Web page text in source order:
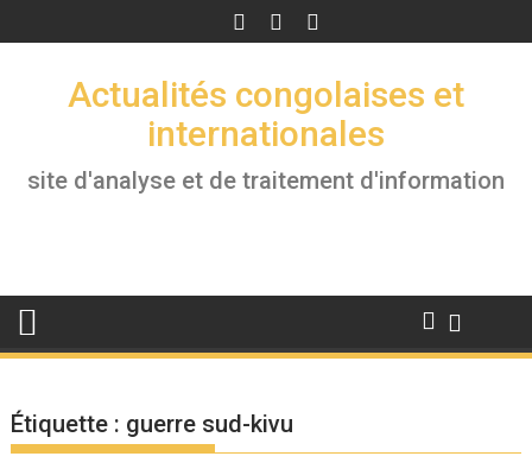
to
Actualités congolaises et
internationales
site d'analyse et de traitement d'information
Étiquette : guerre sud-kivu